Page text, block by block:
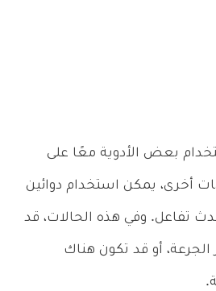
بعض الأدوية معًا على
أخرى، يمكن استخدام دوائين
تفاعل. وفي هذه الحالات، قد
أو قد تكون هناك